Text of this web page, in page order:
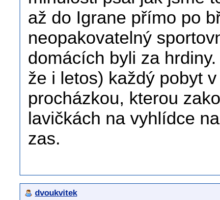
až do Igrane přímo po
neopakovatelný
domácích byli za
že i letos) každý pobyt
procházkou, kterou
lavičkách na vyhlídce
zas.
dvoukvitek